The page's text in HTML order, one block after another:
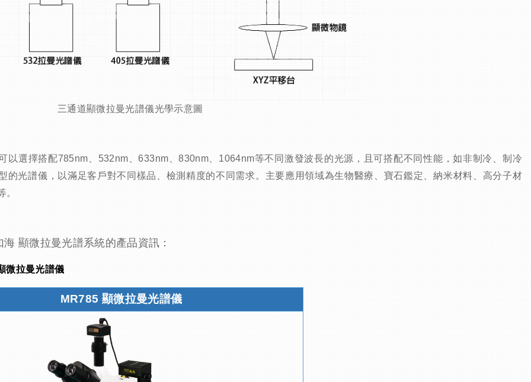
三通道顯微拉曼光譜儀光學示意圖
以選擇搭配785nm、 532nm 、633nm、830nm、1064nm等不同激發波長的光源，且可搭配不同性能，如非制冷、制冷
的光譜儀，以滿足客戶對不同樣品、檢測精度的不同需求。 主要應用領域為生物醫療、寶石鑑定、納米材料、高分子材
。
海 顯微拉曼光譜系統的產品資訊：
微拉曼光譜儀
MR785 顯微拉曼光譜儀